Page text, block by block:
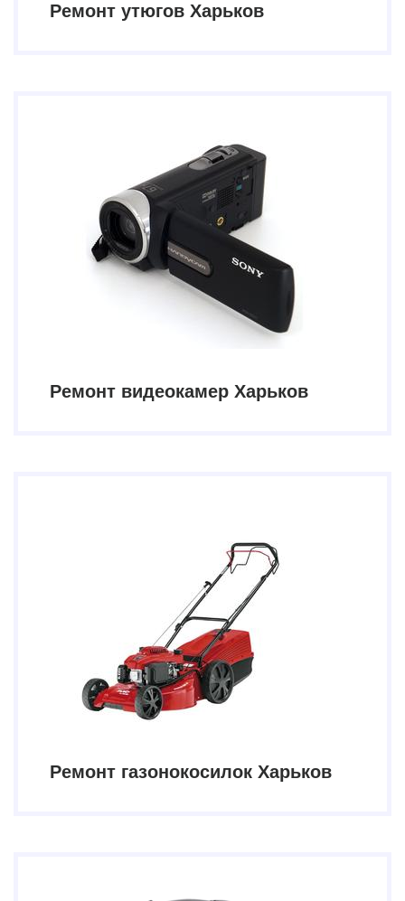
Ремонт утюгов Харьков
Ремонт видеокамер Харьков
Ремонт газонокосилок Харьков